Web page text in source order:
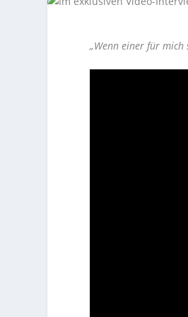
„Wenn einer für